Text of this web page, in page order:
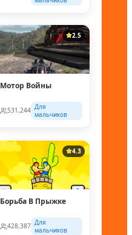
2.5
Мотор Войны
531,244 Для
мальчиков
4.3
Борьба В Прыжке
428,387 Для
мальчиков